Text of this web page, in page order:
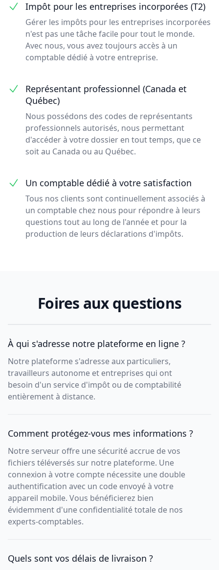
Impôt pour les entreprises incorporées (T2)
Gérer les impôts pour les entreprises incorporées
n'est pas une tâche facile pour tout le monde.
Avec nous, vous avez toujours accès à un
comptable dédié à votre entreprise.
Représentant professionnel (Canada et
Québec)
Nous possédons des codes de représentants
professionnels autorisés, nous permettant
d'accéder à votre dossier en tout temps, que ce
soit au Canada ou au Québec.
Un comptable dédié à votre satisfaction
Tous nos clients sont continuellement associés à
un comptable chez nous pour répondre à leurs
questions tout au long de l'année et pour la
production de leurs déclarations d'impôts.
Foires aux questions
À qui s'adresse notre plateforme en ligne ?
Notre plateforme s'adresse aux particuliers,
travailleurs autonome et entreprises qui ont
besoin d'un service d'impôt ou de comptabilité
entièrement à distance.
Comment protégez-vous mes informations ?
Notre serveur offre une sécurité accrue de vos
fichiers téléversés sur notre plateforme. Une
connexion à votre compte nécessite une double
authentification avec un code envoyé à votre
appareil mobile. Vous bénéficierez bien
évidemment d'une confidentialité totale de nos
experts-comptables.
Quels sont vos délais de livraison ?